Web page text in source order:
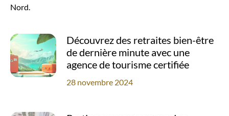
Nord.
Découvrez des retraites bien-être
de dernière minute avec une
agence de tourisme certifiée
28 novembre 2024